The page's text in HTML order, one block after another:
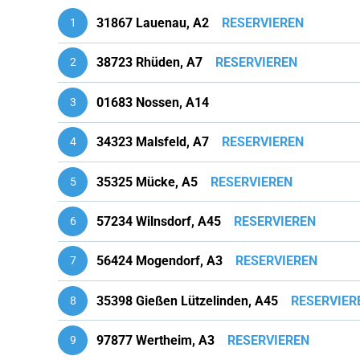
1 31867 Lauenau, A2 RESERVIEREN
2 38723 Rhüden, A7 RESERVIEREN
3 01683 Nossen, A14
4 34323 Malsfeld, A7 RESERVIEREN
5 35325 Mücke, A5 RESERVIEREN
6 57234 Wilnsdorf, A45 RESERVIEREN
7 56424 Mogendorf, A3 RESERVIEREN
8 35398 Gießen Lützelinden, A45
9 97877 Wertheim, A3 RESERVIEREN